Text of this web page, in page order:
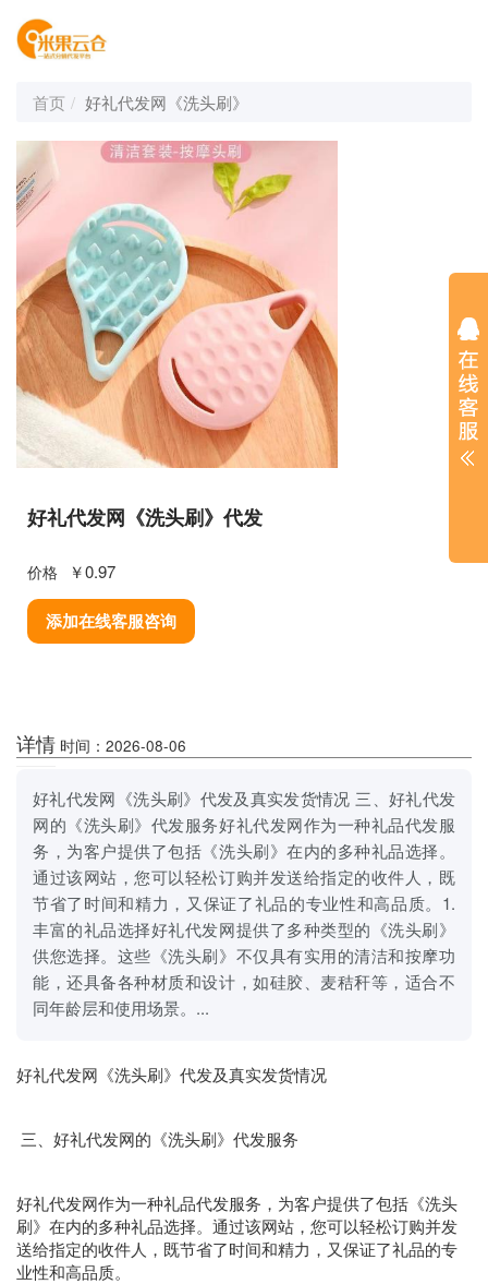
首页 好礼代发网《洗头刷》
好礼代发网《洗头刷》代发
价格 ￥0.97
添加在线客服咨询
详情 时间：2026-08-06
好礼代发网《洗头刷》代发及真实发货情况 三、好礼代发
网的《洗头刷》代发服务好礼代发网作为一种礼品代发服
务，为客户提供了包括《洗头刷》在内的多种礼品选择。
通过该网站，您可以轻松订购并发送给指定的收件人，既
节省了时间和精力，又保证了礼品的专业性和高品质。1.
丰富的礼品选择好礼代发网提供了多种类型的《洗头刷》
供您选择。这些《洗头刷》不仅具有实用的清洁和按摩功
能，还具备各种材质和设计，如硅胶、麦秸秆等，适合不
同年龄层和使用场景。...
好礼代发网《洗头刷》代发及真实发货情况
三、好礼代发网的《洗头刷》代发服务
好礼代发网作为一种礼品代发服务，为客户提供了包括《洗头
刷》在内的多种礼品选择。通过该网站，您可以轻松订购并发
送给指定的收件人，既节省了时间和精力，又保证了礼品的专
业性和高品质。